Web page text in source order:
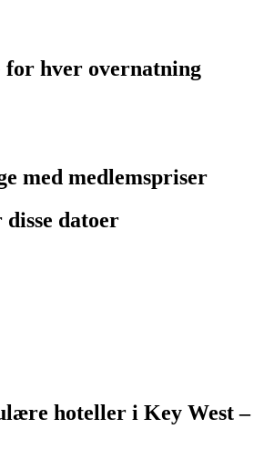
hver overnatning
med medlemspriser
datoer
hoteller i Key West –